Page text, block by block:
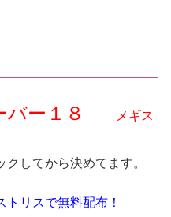
バー１８
メギス
してから決めてます。
リスで無料配布！